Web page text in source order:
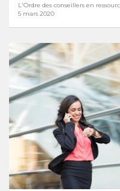
L'Ordre des conseillers en
5 mars 2020